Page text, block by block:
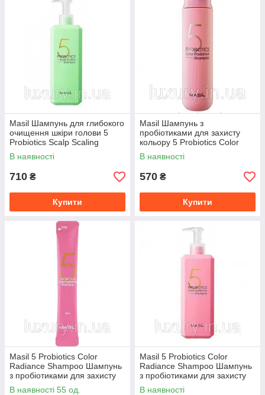
Masil Шампунь для глибокого
очищення шкіри голови 5
Probiotics Scalp Scaling
Shampoo 300ml 500
В наявності
710 ₴
Купити
Masil Шампунь з
пробіотиками для захисту
кольору 5 Probiotics Color
Radiance Shampoo 300ml
В наявності
570 ₴
Купити
Masil 5 Probiotics Color
Radiance Shampoo Шампунь
з пробіотиками для захисту
кольору 8
В наявності 55 од.
Masil 5 Probiotics Color
Radiance Shampoo Шампунь
з пробіотиками для захисту
кольору 500
В наявності